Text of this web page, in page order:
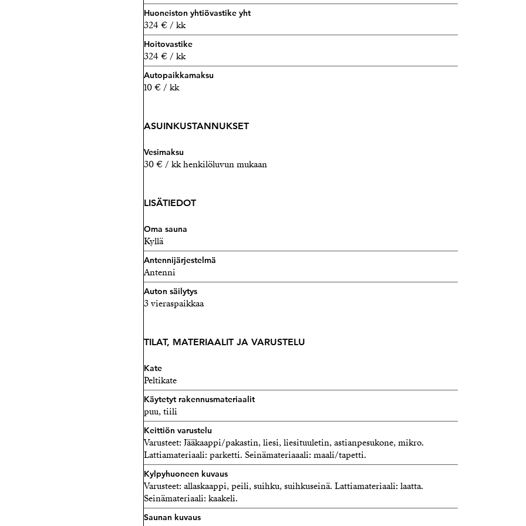
Huoneiston yhtiövastike yht
324 € / kk
Hoitovastike
324 € / kk
Autopaikkamaksu
10 € / kk
ASUINKUSTANNUKSET
Vesimaksu
30 € / kk henkilöluvun mukaan
LISÄTIEDOT
Oma sauna
Kyllä
Antennijärjestelmä
Antenni
Auton säilytys
3 vieraspaikkaa
TILAT, MATERIAALIT JA VARUSTELU
Kate
Peltikate
Käytetyt rakennusmateriaalit
puu, tiili
Keittiön varustelu
Varusteet: Jääkaappi/pakastin, liesi, liesituuletin, astianpesukone, mikro.
Lattiamateriaali: parketti. Seinämateriaaali: maali/tapetti.
Kylpyhuoneen kuvaus
Varusteet: allaskaappi, peili, suihku, suihkuseinä. Lattiamateriaali: laatta.
Seinämateriaali: kaakeli.
Saunan kuvaus